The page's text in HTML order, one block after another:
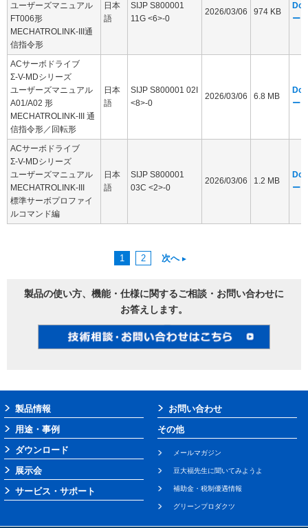
ユーザーズマニュアル
FT006形
MECHATROLINK-III通
信指令形
日本
語
SIJP S800001
11G <6>-0
2026/03/06 974 KB
ージ
ACサーボドライブ
Σ-V-MDシリーズ
ユーザーズマニュアル
A01/A02 形
MECHATROLINK-III 通
信指令形／回転形
日本
語
SIJP S800001 02I
<8>-0
2026/03/06 6.8 MB
ージ
ACサーボドライブ
Σ-V-MDシリーズ
ユーザーズマニュアル
MECHATROLINK-III
標準サーボプロファイ
ルコマンド編
日本
語
SIJP S800001
03C <2>-0
2026/03/06 1.2 MB
ージ
1 2 次へ
製品の使い方、機能・仕様に関するご相談・お問い合わせに
お答えします。
製品情報
用途・事例
ダウンロード
展示会
サービス・サポート
お問い合わせ
その他
メールマガジン
豆大福先生に聞いてみようよ
補助金・税制優遇情報
グリーンプロダクツ